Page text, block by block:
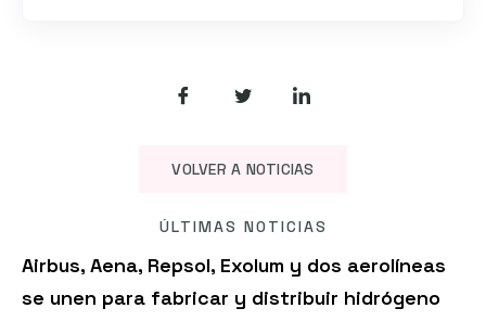
VOLVER A NOTICIAS
ÚLTIMAS NOTICIAS
Airbus, Aena, Repsol, Exolum y dos aerolíneas
se unen para fabricar y distribuir hidrógeno